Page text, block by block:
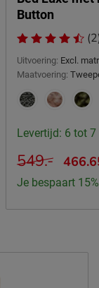
Button
Uitvoering: Excl.
Maatvoering:
Levertijd: 6 tot 7
549.-
Je bespaart 15%